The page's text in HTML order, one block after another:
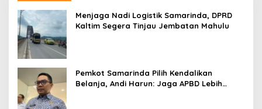
Menjaga Nadi Logistik Samarinda, DPRD
Kaltim Segera Tinjau Jembatan Mahulu
Pemkot Samarinda Pilih Kendalikan
Belanja, Andi Harun: Jaga APBD Lebih